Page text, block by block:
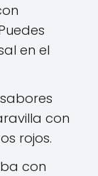
en el
con
rojos.
con